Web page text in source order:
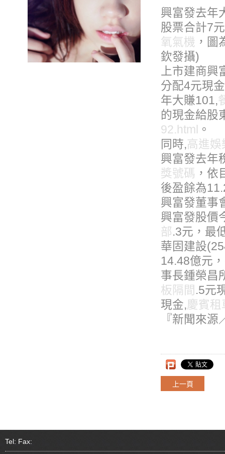
興富發去年
股票合計7
氧氣機 ，圖
欽發攝)
上市建商興
分配4元現
年大賺101,
的現金給股
92.html 。
同時,高進娛
興富發去年
獎號碼 ，依
後盈餘為
興富發董事
興富發股價
部.3元，最
華固建設
14.48億元
事長鍾榮昌
板隔間 .5元
現金,慶賓租
『新聞來
上一頁
Tel: Fax: